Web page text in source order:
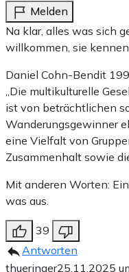
Melden
Na klar, alles was sich
willkommen, sie
Daniel Cohn-Bendit
„Die multikulturelle
ist von beträchtlichen
Wanderungsgewinner
eine Vielfalt von
Zusammenhalt sowie
Mit anderen Worten:
was aus.
39
Antworten
thueringer25.11.2025